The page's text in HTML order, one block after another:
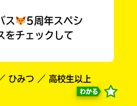
ス
5周年スペシ
をチェックして
ひみつ ／ 高校生以上
わかる
力
内
ラ